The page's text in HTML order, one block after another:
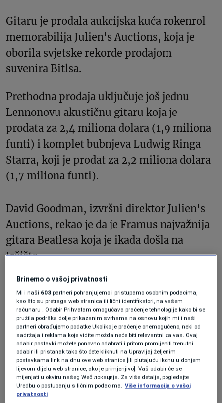
Gitaru je prodala aukcijska kuća rokenrol
memorabilija Julien's Auctions, koja je
oborila svjetske rekorde prodajom
suvenira Bitlsa.
Prethodna prodaja uključuje još jednu
Lennonovu akustičnu gitaru koja je
prodata za 2,4 miliona dolara (1,9 miliona
funti) i komplet bubnjeva Ludwig Ringa
Starra, koji je prodat za 2,2 miliona dolara
(1,7 miliona funti).
David Goodman, izvršni direktor Julien's
Auctions, rekao je da je Framus najvažnija
gitara Beatlesa koja je ikada došla na
tržište.
Rekao je: „Ova gitara nije samo dio
muzičke historije već i simbol trajnog
nasljeđa Johna Lennona.
“Današnja rasprodaja bez presedana
svjedoči o bezvremenskoj privlačnosti i
poštovanju muzike The Beatlesa i Johna
Lennona.”
Brinemo o vašoj privatnosti
Mi i naši 603 partneri pohranjujemo i pristupamo osobnim podacima,
kao što su pretraga web stranica ili lični identifikatori, na vašem
računaru . Odabir Prihvatam omogućava praćenje tehnologije kako bi se
pružila podrška dolje prikazanim svrhama na osnovu kojih mi i naši
partneri obrađujemo podatke Ukoliko je praćenje onemogućeno, neki od
sadržaja i reklama koje vidite možda neće biti relevantni za vas. Ovaj
odabir postavki možete ponovno odabrati i pritom promijeniti trenutni
odabir ili pristanak tako što ćete kliknuti na Upravljaj željenim
postavkama link na dnu ove web stranice [ili plutajuću ikonu u donjem
lijevom dijelu web stranice, ako je primjenjivo]. Vaš odabir će se
mijenjati u okviru našeg Wеб локација. Za više detalja, pogledajte
Uredbu o postupanju s ličnim podacima. Više informacija o vašoj
privatnosti